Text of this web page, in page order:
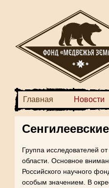
Главная Новости
Группа исследователей
области. Основное
Российского научного
особым значением. В